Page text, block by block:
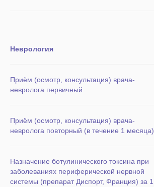
Неврология
Приём (осмотр, консультация) врача-
невролога первичный
Приём (осмотр, консультация) врача-
невролога повторный (в течение 1 месяца)
Назначение ботулинического токсина при
заболеваниях периферической нервной
системы (препарат Диспорт, Франция) за 1